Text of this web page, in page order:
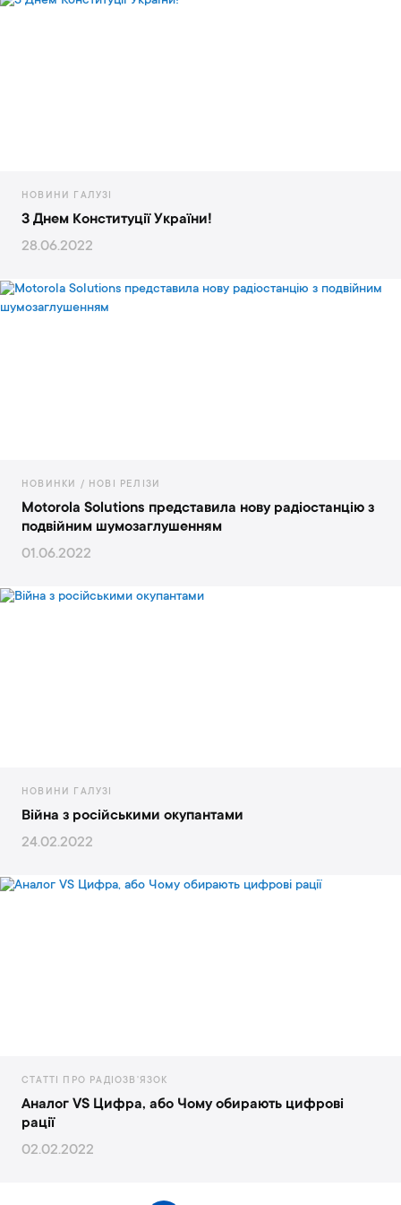
НОВИНИ ГАЛУЗІ
З Днем Конституції України!
28.06.2022
НОВИНКИ / НОВІ РЕЛІЗИ
Motorola Solutions представила нову радіостанцію з
подвійним шумозаглушенням
01.06.2022
НОВИНИ ГАЛУЗІ
Війна з російськими окупантами
24.02.2022
CТАТТІ ПРО РАДІОЗВ'ЯЗОК
Аналог VS Цифра, або Чому обирають цифрові
рації
02.02.2022